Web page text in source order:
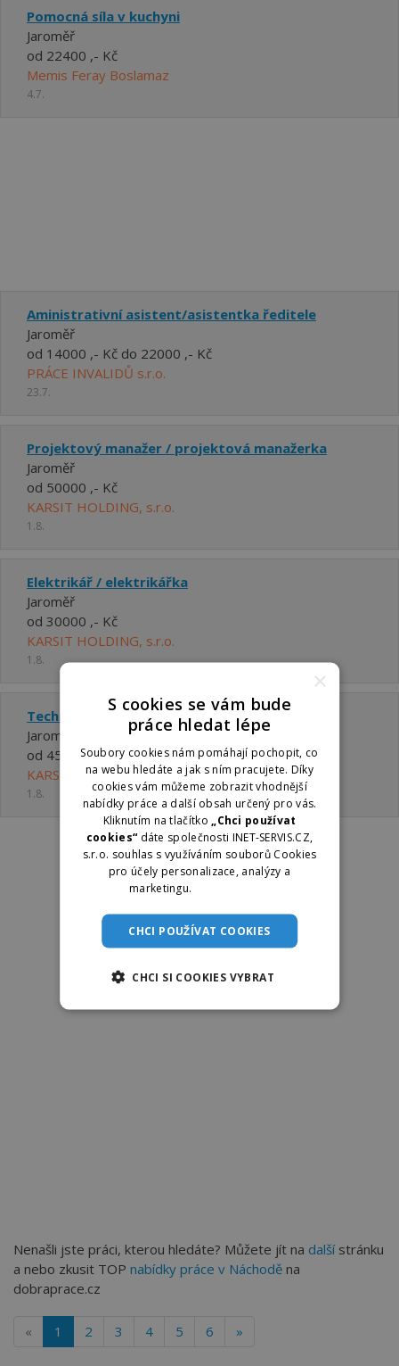
Pomocná síla v kuchyni
Jaroměř
od 22400 ,- Kč
Memis Feray Boslamaz
4.7.
Aministrativní asistent/asistentka ředitele
Jaroměř
od 14000 ,- Kč do 22000 ,- Kč
PRÁCE INVALIDŮ s.r.o.
23.7.
Projektový manažer / projektová manažerka
Jaroměř
od 50000 ,- Kč
KARSIT HOLDING, s.r.o.
1.8.
Elektrikář / elektrikářka
Jaroměř
od 30000 ,- Kč
KARSIT HOLDING, s.r.o.
1.8.
Technolog / technoložka svařování
Jaroměř
od 45000 ,- Kč
KARSIT HOLDING, s.r.o.
1.8.
Nenašli jste práci, kterou hledáte? Můžete jít na dalšístránku
a nebo zkusit TOP nabídky práce v Náchodě na
dobraprace.cz
« 1 2 3 4 5 6 »
×
S cookies se vám bude
práce hledat lépe
Soubory cookies nám pomáhají pochopit, co
na webu hledáte a jak s ním pracujete. Díky
cookies vám můžeme zobrazit vhodnější
nabídky práce a další obsah určený pro vás.
Kliknutím na tlačítko
„Chci používat
cookies“ dáte společnosti INET-SERVIS.CZ,
s.r.o. souhlas s využíváním souborů Cookies
pro účely personalizace, analýzy a
marketingu.
CHCI POUŽÍVAT COOKIES
CHCI SI COOKIES VYBRAT